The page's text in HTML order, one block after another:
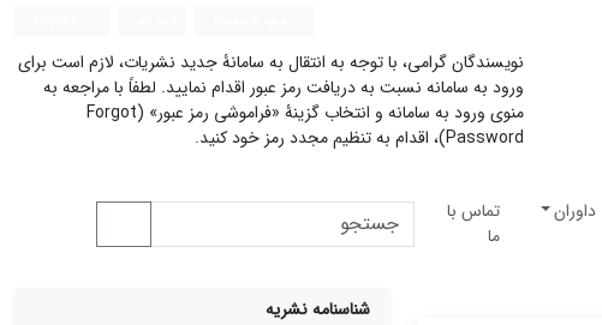
نویسندگان گرامی، با توجه به انتقال به سامانۀ جدید نشریات، لازم است برای
ورود به سامانه نسبت به دریافت رمز عبور اقدام نمایید. لطفاً با مراجعه به
منوی ورود به سامانه و انتخاب گزینۀ «فراموشی رمز عبور» (Forgot
Password)، اقدام به تنظیم مجدد رمز خود کنید.
داوران
تماس با
ما
شناسنامه نشریه